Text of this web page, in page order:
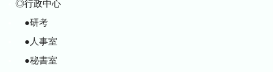
◎行政中心
●研考
●人事室
●秘書室